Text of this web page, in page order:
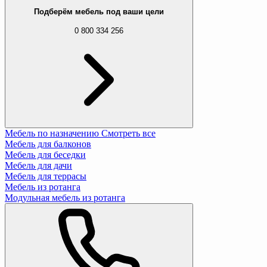
Подберём мебель под ваши цели
0 800 334 256
Мебель по назначению Смотреть все
Мебель для балконов
Мебель для беседки
Мебель для дачи
Мебель для террасы
Мебель из ротанга
Модульная мебель из ротанга